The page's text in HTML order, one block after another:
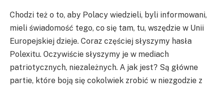
Chodzi też o to, aby Polacy wiedzieli, byli informowani,
mieli świadomość tego, co się tam, tu, wszędzie w Unii
Europejskiej dzieje. Coraz częściej słyszymy hasła
Polexitu. Oczywiście słyszymy je w mediach
patriotycznych, niezależnych. A jak jest? Są główne
partie, które boją się cokolwiek zrobić w niezgodzie z